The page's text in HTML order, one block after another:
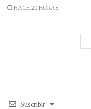
HACE 20 HORAS
Suscribir